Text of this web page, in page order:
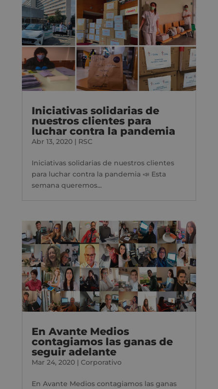
Iniciativas solidarias de
nuestros clientes para
luchar contra la pandemia
Abr 13, 2020| RSC
Iniciativas solidarias de nuestros clientes
para luchar contra la pandemia 📣 Esta
semana queremos...
En Avante Medios
contagiamos las ganas de
seguir adelante
Mar 24, 2020| Corporativo
En Avante Medios contagiamos las ganas